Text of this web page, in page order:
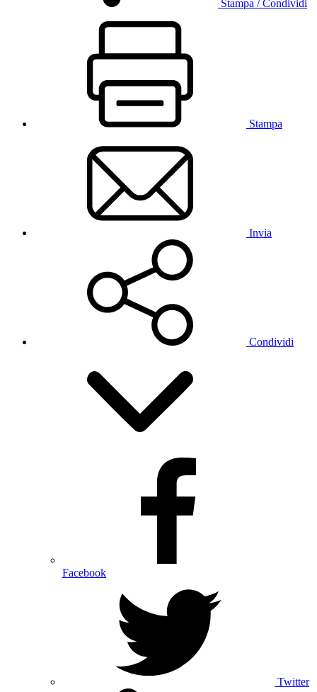
Stampa / Condividi
Stampa
Invia
Condividi
Facebook
Twitter